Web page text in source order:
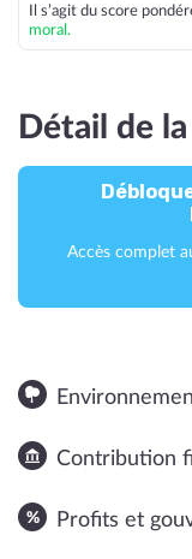
Il s’agit du score
moral.
Détail de
Accès complet
Contribution
Profits et